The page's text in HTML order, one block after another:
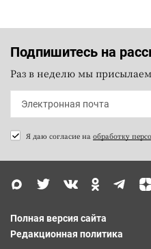
Подпишитесь на
Раз в неделю мы
Я даю согласие на обработку
Полная версия сайта
Редакционная политика